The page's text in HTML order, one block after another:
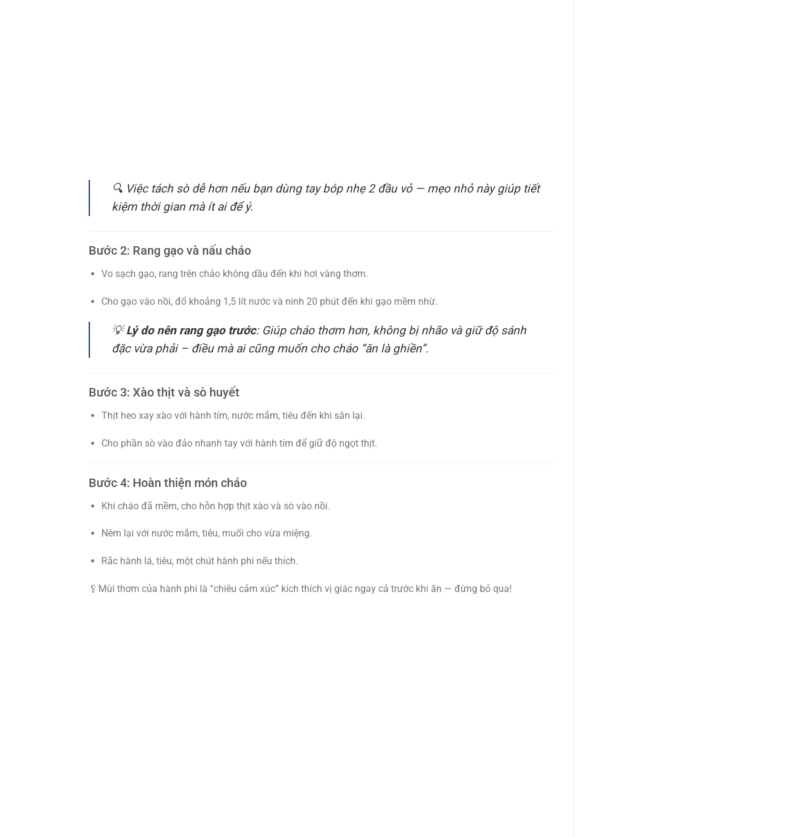
🔍 Việc tách sò dễ hơn nếu bạn dùng tay bóp nhẹ 2 đầu vỏ — mẹo nhỏ này giúp tiết
kiệm thời gian mà ít ai để ý.
Bước 2: Rang gạo và nấu cháo
Vo sạch gạo, rang trên chảo không dầu đến khi hơi vàng thơm.
Cho gạo vào nồi, đổ khoảng 1,5 lít nước và ninh 20 phút đến khi gạo mềm nhừ.
💡Lý do nên rang gạo trước: Giúp cháo thơm hơn, không bị nhão và giữ độ sánh
đặc vừa phải – điều mà ai cũng muốn cho cháo “ăn là ghiền”.
Bước 3: Xào thịt và sò huyết
Thịt heo xay xào với hành tím, nước mắm, tiêu đến khi săn lại.
Cho phần sò vào đảo nhanh tay với hành tím để giữ độ ngọt thịt.
Bước 4: Hoàn thiện món cháo
Khi cháo đã mềm, cho hỗn hợp thịt xào và sò vào nồi.
Nêm lại với nước mắm, tiêu, muối cho vừa miệng.
Rắc hành lá, tiêu, một chút hành phi nếu thích.
🥄Mùi thơm của hành phi là “chiêu cảm xúc” kích thích vị giác ngay cả trước khi ăn — đừng bỏ qua!